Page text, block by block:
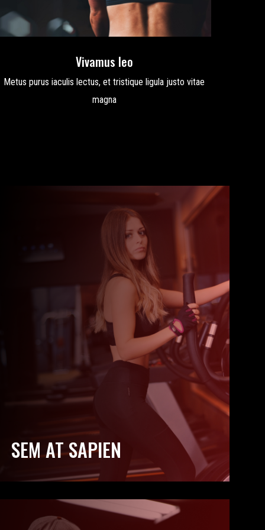
Vivamus leo
Metus purus iaculis lectus, et tristique ligula justo vitae
magna
SEM AT SAPIEN